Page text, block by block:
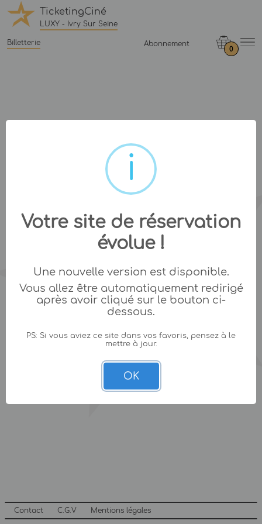
TicketingCiné
LUXY - Ivry Sur Seine
Billetterie Abonnement
0
Contact C.G.V Mentions légales
Votre site de réservation
évolue !
Une nouvelle version est disponible.
Vous allez être automatiquement redirigé
après avoir cliqué sur le bouton ci-
dessous.
PS: Si vous aviez ce site dans vos favoris, pensez à le
mettre à jour.
OK